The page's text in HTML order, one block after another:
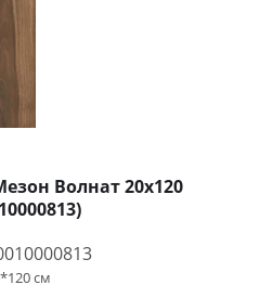
Волнат 20x120
см